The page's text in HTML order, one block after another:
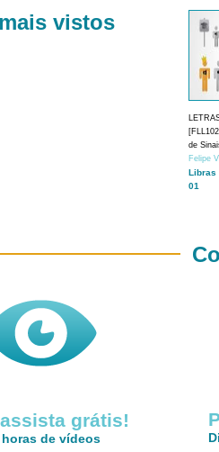
vistos
de
Felipe
Libras
01
grátis!
horas de vídeos